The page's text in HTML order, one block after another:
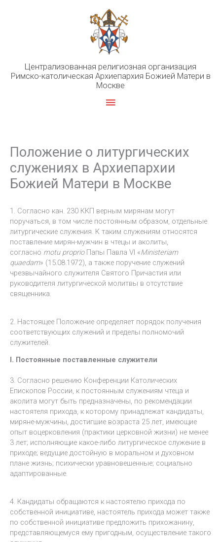
Централизованная религиозная организация
Римско-католическая Архиепархия Божией Матери в
Москве
Главное
Положение о литургических
служениях в Архиепархии
Божией Матери в Москве
1. Согласно кан. 230 ККП верным мирянам могут
поручаться, в том числе постоянным образом, отдельные
литургические служения. К таким служениям относятся
поставление мирян-мужчин в чтецы и аколиты,
согласно motu proprioПапы Павла VI «Ministeriam
quaedam» (15.08.1972), а также поручение служений
чрезвычайного служителя Святого Причастия или
руководителя литургической молитвы в отсутствие
священника.
2. Настоящее Положение определяет порядок получения
соответствующих служений и пределы полномочий
служителей.
I. Постоянные поставленные служители
3. Согласно решению Конференции Католических
Епископов России, к постоянным служениям чтеца и
аколита могут быть предназначены, по рекомендации
настоятеля прихода, к которому принадлежат кандидаты,
миряне-мужчины, достигшие возраста 25 лет, имеющие
опыт воцерковления (практики церковной жизни) не менее
3 лет; исполняющие какое-либо литургическое служение в
приходе; ведущие достойную в моральном и духовном
плане жизнь; психически уравновешенные; социально
адаптированные.
4. Кандидаты обращаются к настоятелю прихода по
собственной инициативе, настоятель прихода может также
по собственной инициативе предложить прихожанину,
представляющемуся ему пригодным, осуществление такого